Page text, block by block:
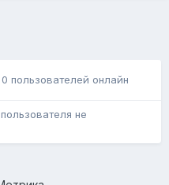
0 пользователей онлайн
не